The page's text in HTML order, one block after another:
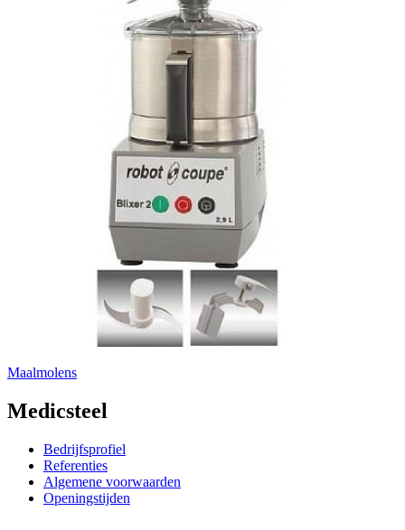
Maalmolens
Medicsteel
Bedrijfsprofiel
Referenties
Algemene voorwaarden
Openingstijden